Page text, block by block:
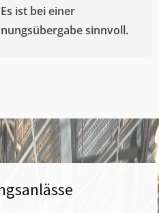
ist bei einer
sinnvoll.